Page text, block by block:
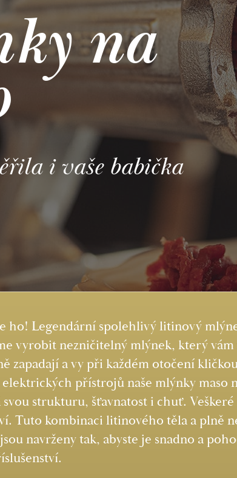
na
i vaše babička
ho! Legendární spolehlivý litinový
vyrobit nezničitelný mlýnek, který
zapadají a vy při každém otočení
přístrojů naše mlýnky maso
svou strukturu, šťavnatost i chuť.
Tuto kombinaci litinového těla a plně
navrženy tak, abyste je snadno a